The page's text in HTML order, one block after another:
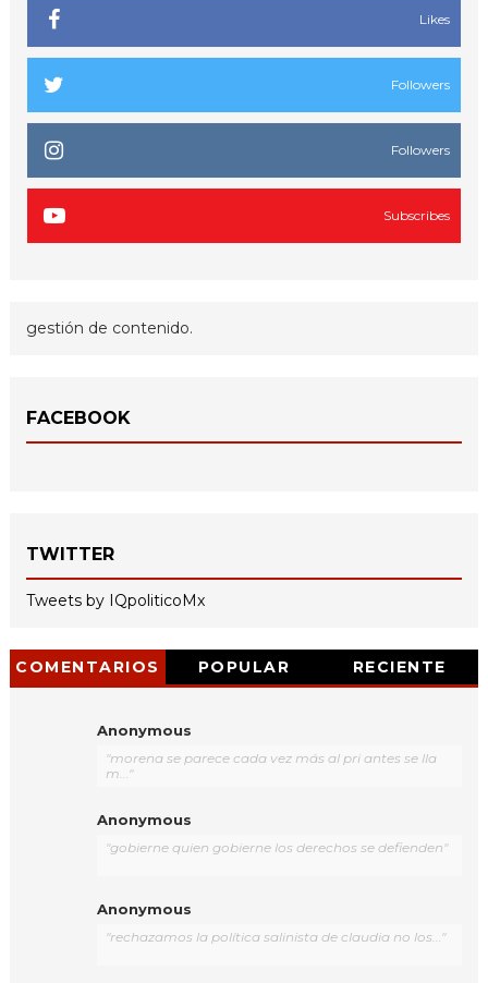
Likes
Followers
Followers
Subscribes
gestión de contenido.
FACEBOOK
TWITTER
Tweets by IQpoliticoMx
COMENTARIOS POPULAR RECIENTE
Anonymous
"morena se parece cada vez más al pri antes se lla
m..."
Anonymous
"gobierne quien gobierne los derechos se defienden"
Anonymous
"rechazamos la política salinista de claudia no los..."